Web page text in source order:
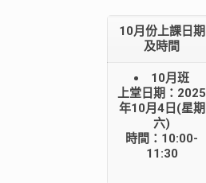
10月份上課日期
及時間
10月班
上堂日期：2025
年10月4日(星期
六)
時間：10:00-
11:30